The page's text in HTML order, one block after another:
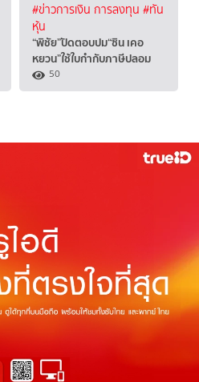
#ข่าวการเงิน การลงทุน #ทัน
หุ้น
“พิชัย”ปัดตอบปม“ซิน เคอ
หยวน”ใช้ใบกำกับภาษีปลอม
50